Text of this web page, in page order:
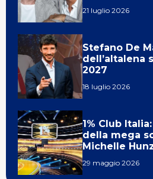
21 luglio 2026
Stefano De
dell’altalena
2027
18 luglio 2026
1% Club
della mega
Michelle
29 maggio 2026